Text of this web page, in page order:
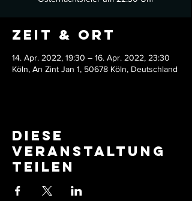
Zeit & Ort
14. Apr. 2022, 19:30 – 16. Apr. 2022, 23:30
Köln, An Zint Jan 1, 50678 Köln, Deutschland
Diese
Veranstaltung
teilen